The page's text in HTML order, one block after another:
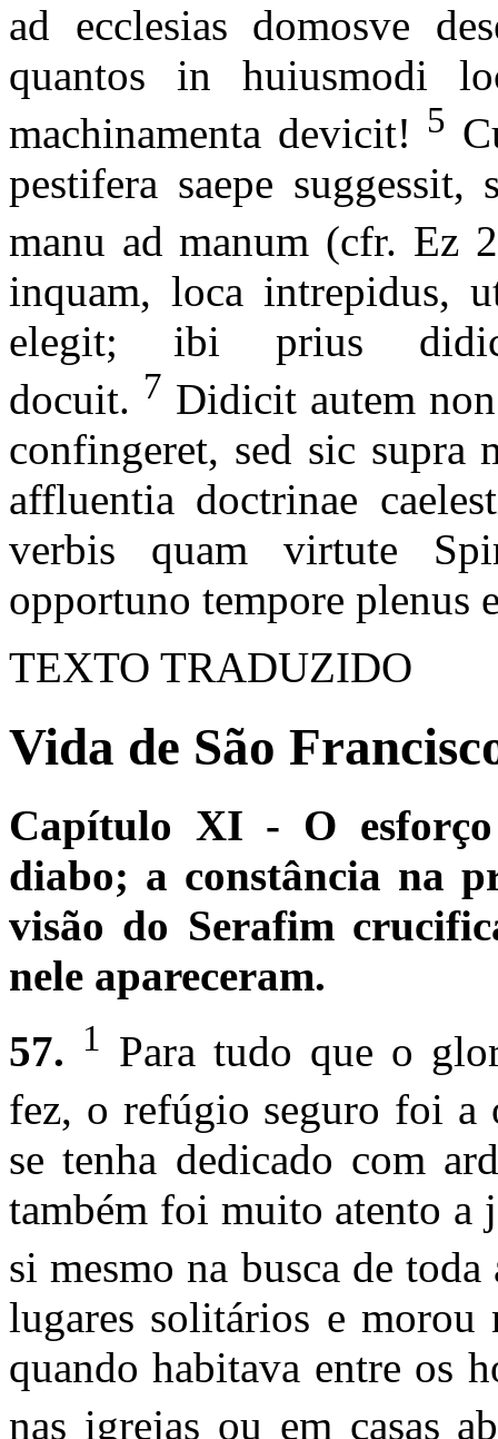
ad ecclesias domosve
quantos in huiusmodi
machinamenta devicit! 5
pestifera saepe
manu ad manum (cfr.
inquam, loca intrepidus,
elegit; ibi prius
docuit. 7 Didicit autem
confingeret, sed sic supra
affluentia doctrinae
verbis quam virtute
opportuno tempore plenus
TEXTO TRADUZIDO
Vida de São
Capítulo XI - O
diabo; a constância na
visão do Serafim
nele apareceram.
57. 1
Para tudo que o
fez, o refúgio seguro foi a
se tenha dedicado com
também foi muito atento a
si mesmo na busca de
lugares solitários e morou
quando habitava entre os
nas igrejas ou em casas